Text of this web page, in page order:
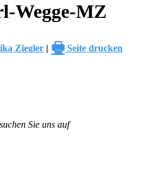
Wegge-MZ
Ziegler | 🖶 Seite drucken
Sie uns auf